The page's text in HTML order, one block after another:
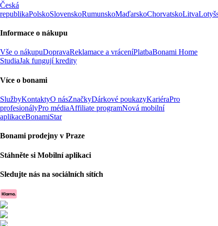
Česká
republikaPolskoSlovenskoRumunskoMaďarskoChorvatskoLitva
Informace o nákupu
Vše o nákupuDopravaReklamace a vráceníPlatbaBonami Home
StudiaJak fungují kredity
Více o bonami
SlužbyKontaktyO násZnačkyDárkové poukazyKariéraPro
profesionályPro médiaAffiliate programNová mobilní
aplikaceBonamiStar
Bonami prodejny v Praze
Stáhněte si Mobilní aplikaci
Sledujte nás na sociálních sítích